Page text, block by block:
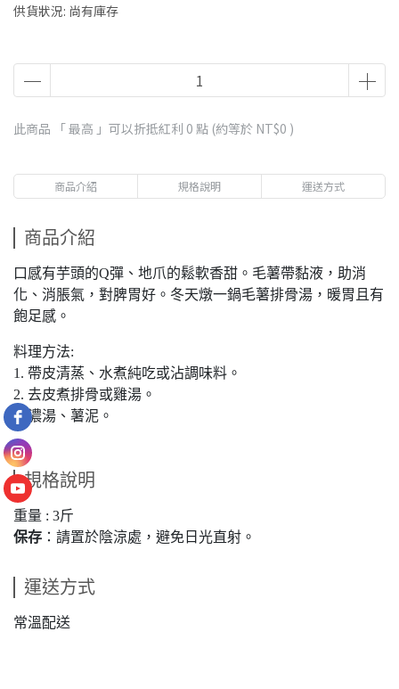
供貨狀況: 尚有庫存
此商品 「 最高 」可以折抵紅利 0 點 (約等於 NT$0 )
商品介紹 規格說明 運送方式
商品介紹
口感有芋頭的Q彈、地爪的鬆軟香甜。毛薯帶黏液，助消
化、消脹氣，對脾胃好。冬天燉一鍋毛薯排骨湯，暖胃且有
飽足感。
料理方法:
1. 帶皮清蒸、水煮純吃或沾調味料。
2. 去皮煮排骨或雞湯。
3. 濃湯、薯泥。
規格說明
重量 : 3斤
保存 ：請置於陰涼處，避免日光直射。
運送方式
常溫配送